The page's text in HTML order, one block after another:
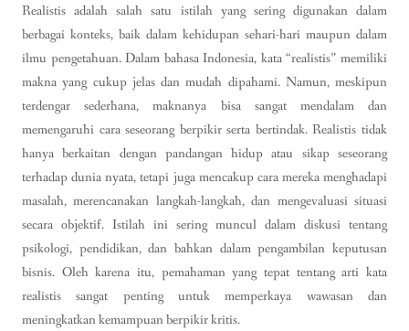
Realistis adalah salah satu istilah yang sering digunakan dalam
berbagai konteks, baik dalam kehidupan sehari-hari maupun dalam
ilmu pengetahuan. Dalam bahasa Indonesia, kata “realistis” memiliki
makna yang cukup jelas dan mudah dipahami. Namun, meskipun
terdengar sederhana, maknanya bisa sangat mendalam dan
memengaruhi cara seseorang berpikir serta bertindak. Realistis tidak
hanya berkaitan dengan pandangan hidup atau sikap seseorang
terhadap dunia nyata, tetapi juga mencakup cara mereka menghadapi
masalah, merencanakan langkah-langkah, dan mengevaluasi situasi
secara objektif. Istilah ini sering muncul dalam diskusi tentang
psikologi, pendidikan, dan bahkan dalam pengambilan keputusan
bisnis. Oleh karena itu, pemahaman yang tepat tentang arti kata
realistis sangat penting untuk memperkaya wawasan dan
meningkatkan kemampuan berpikir kritis.